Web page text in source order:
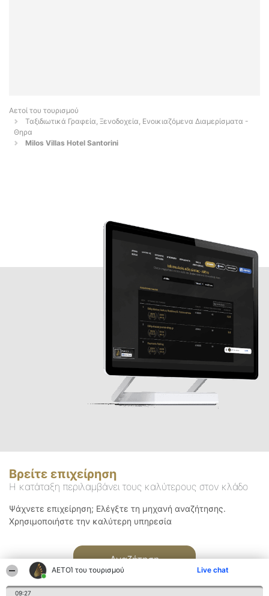
ΑΕΤΟΊ του τουρισμού Live chat
09:27
Αετοί του τουρισμού
Ταξιδιωτικά Γραφεία, Ξενοδοχεία, Ενοικιαζόμενα Διαμερίσματα -
Θηρα
Milos Villas Hotel Santorini
Βρείτε επιχείρηση
Η κατάταξη περιλαμβάνει τους καλύτερους στον κλάδο
Ψάχνετε επιχείρηση; Ελέγξτε τη μηχανή αναζήτησης.
Χρησιμοποιήστε την καλύτερη υπηρεσία
Αναζήτηση